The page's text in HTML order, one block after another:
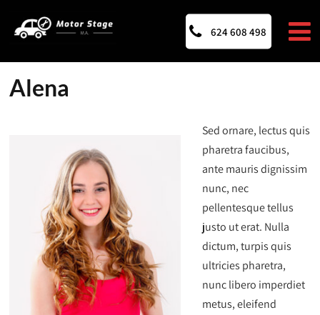
624 608 498
Alena
Sed ornare, lectus quis
pharetra faucibus,
ante mauris dignissim
nunc, nec
pellentesque tellus
justo ut erat. Nulla
dictum, turpis quis
ultricies pharetra,
nunc libero imperdiet
metus, eleifend